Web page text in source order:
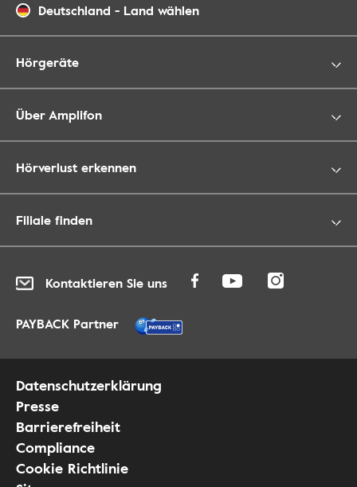
Deutschland - Land wählen
Hörgeräte
Über Amplifon
Hörverlust erkennen
Filiale finden
Kontaktieren Sie uns
PAYBACK Partner
Datenschutzerklärung
Presse
Barrierefreiheit
Compliance
Cookie Richtlinie